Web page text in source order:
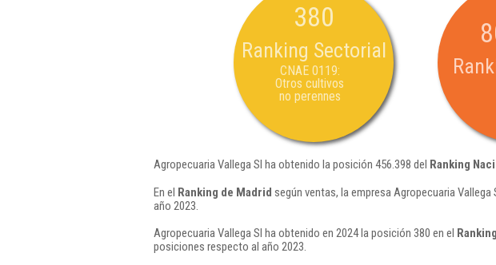
380
Ranking Sectorial
CNAE 0119:
Otros cultivos
no perennes
Agropecuaria Vallega Sl ha obtenido la posición 456.398 del Ranking
En el Ranking de Madrid según ventas, la empresa Agropecuaria
año 2023.
Agropecuaria Vallega Sl ha obtenido en 2024 la posición 380 en el
posiciones respecto al año 2023.